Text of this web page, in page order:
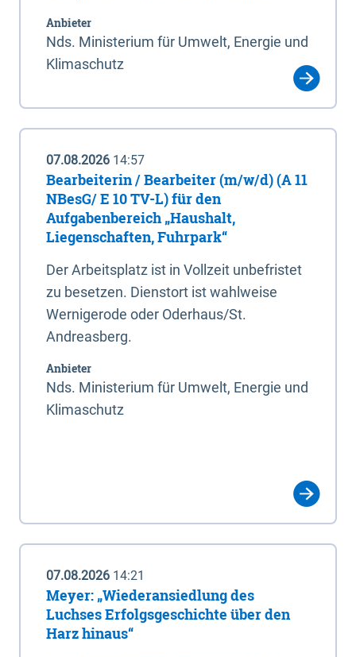
Anbieter
Nds. Ministerium für Umwelt, Energie und
Klimaschutz
07.08.2026 14:57
Bearbeiterin / Bearbeiter (m/w/d) (A 11
NBesG/ E 10 TV-L) für den
Aufgabenbereich „Haushalt,
Liegenschaften, Fuhrpark“
Der Arbeitsplatz ist in Vollzeit unbefristet
zu besetzen. Dienstort ist wahlweise
Wernigerode oder Oderhaus/St.
Andreasberg.
Anbieter
Nds. Ministerium für Umwelt, Energie und
Klimaschutz
07.08.2026 14:21
Meyer: „Wiederansiedlung des
Luchses Erfolgsgeschichte über den
Harz hinaus“